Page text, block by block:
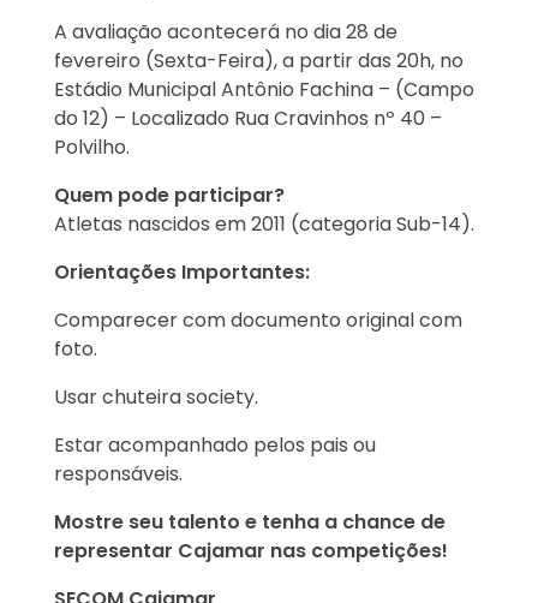
A avaliação acontecerá no dia 28 de
fevereiro (Sexta-Feira), a partir das 20h, no
Estádio Municipal Antônio Fachina – (Campo
do 12) – Localizado Rua Cravinhos nº 40 –
Polvilho.
Quem pode participar?
Atletas nascidos em 2011 (categoria Sub-14).
Orientações Importantes:
Comparecer com documento original com
foto.
Usar chuteira society.
Estar acompanhado pelos pais ou
responsáveis.
Mostre seu talento e tenha a chance de
representar Cajamar nas competições!